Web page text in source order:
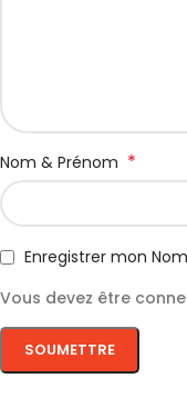
Nom & Prénom *
Enregistrer mon
Vous devez être